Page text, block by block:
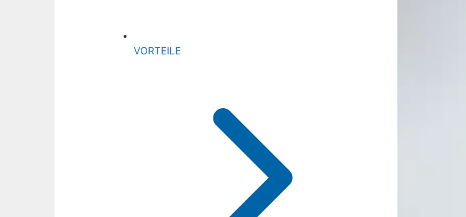
VORTEILE